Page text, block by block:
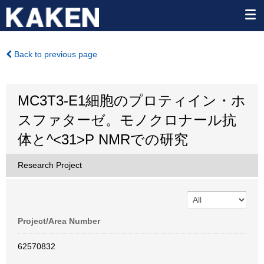
Back to previous page
MC3T3-E1細胞のプロティイン・ホ
スファターゼ。モノクロナール抗
体と^<31>P NMRでの研究
Research Project
Project/Area Number
62570832